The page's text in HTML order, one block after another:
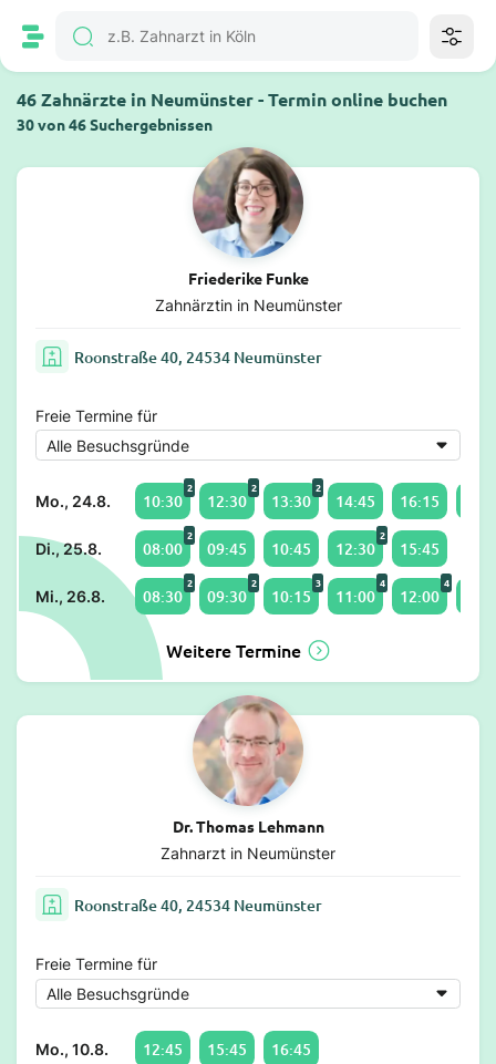
46 Zahnärzte in Neumünster - Termin online buchen
30 von 46 Suchergebnissen
Friederike Funke
Zahnärztin in Neumünster
Roonstraße 40, 24534 Neumünster
Freie Termine für
Mo., 24.8. 10:30
2
12:30
2
13:30
2
14:45 16:15
Di., 25.8. 08:00
2
09:45 10:45 12:30
2
15:45
Mi., 26.8. 08:30
2
09:30
2
10:15
3
11:00
4
12:00
4
Weitere Termine
Dr. Thomas Lehmann
Zahnarzt in Neumünster
Roonstraße 40, 24534 Neumünster
Freie Termine für
Mo., 10.8. 12:45 15:45 16:45